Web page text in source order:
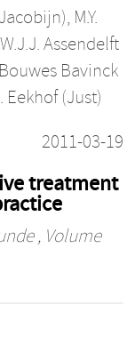
, M.Y.
W.J.J. Assendelft
Bavinck
Eekhof (Just)
2011-03-19
treatment
, Volume